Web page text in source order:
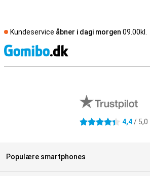
Kundeservice åbner i dagi morgen 09.00kl.
4.4 stjerner 4,4/ 5,0
Populære smartphones